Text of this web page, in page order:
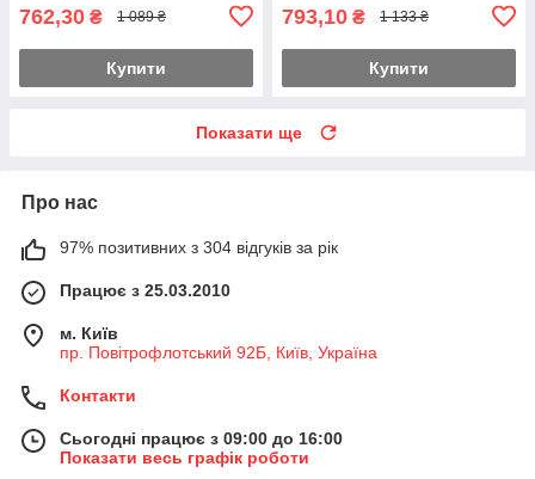
762,30 ₴ 1 089 ₴
Купити
793,10 ₴ 1 133 ₴
Купити
Показати ще
Про нас
97% позитивних з 304 відгуків за рік
Працює з 25.03.2010
м. Київ
пр. Повітрофлотський 92Б, Київ, Україна
Контакти
Сьогодні працює з 09:00 до 16:00
Показати весь графік роботи